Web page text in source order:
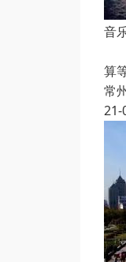
音
算
常
21-